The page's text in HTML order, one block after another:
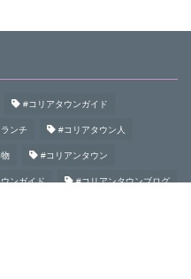
#コリアタウンガイド
ンチ #コリアタウン人
#コリアンタウン
ンガイド #コリアンタウンブログ